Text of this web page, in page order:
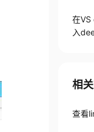
在
入
相
查看